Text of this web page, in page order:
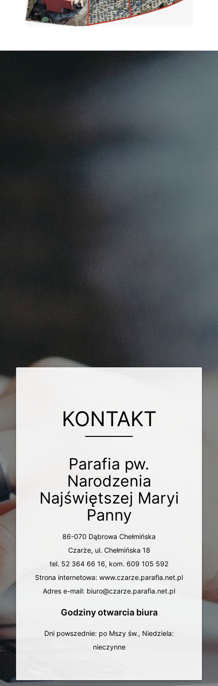
KONTAKT
Parafia pw.
Narodzenia
Najświętszej Maryi
Panny
86-070 Dąbrowa Chełmińska
Czarże, ul. Chełmińska 18
tel. 52 364 66 16, kom. 609 105 592
Strona internetowa: www.czarze.parafia.net.pl
Adres e-mail: biuro@czarze.parafia.net.pl
Godziny otwarcia biura
Dni powszednie: po Mszy św., Niedziela:
nieczynne